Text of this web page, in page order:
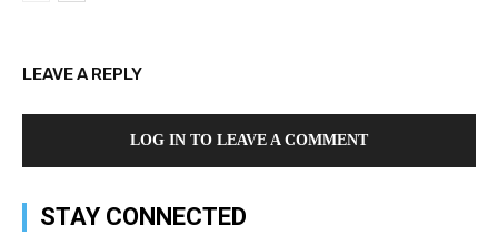
LEAVE A REPLY
LOG IN TO LEAVE A COMMENT
STAY CONNECTED